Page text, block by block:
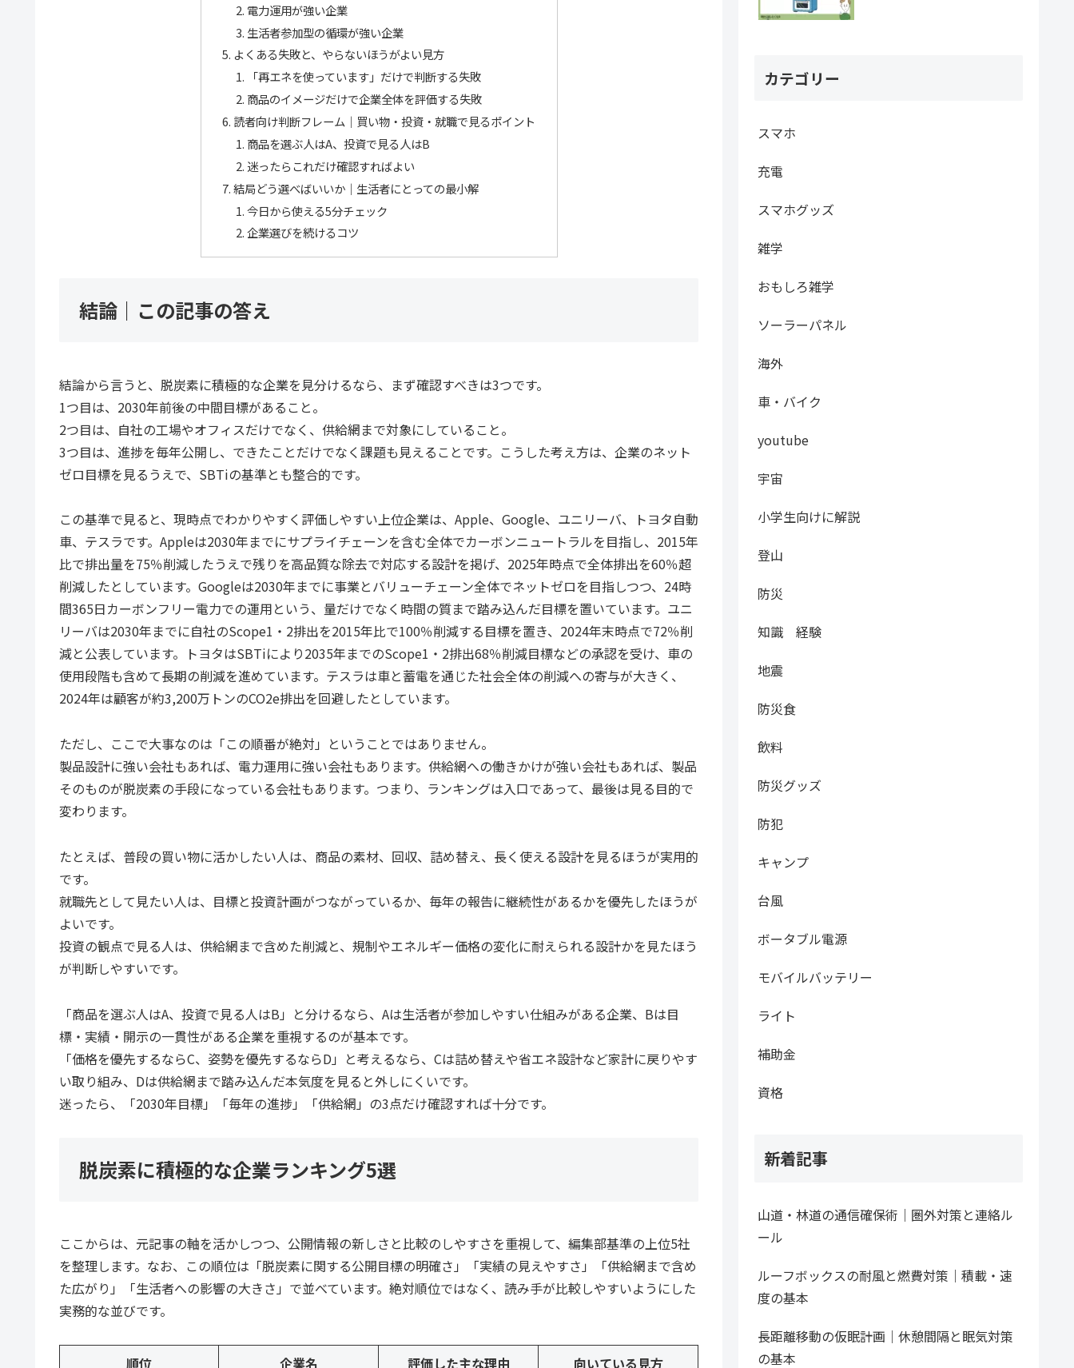
電力運用が強い企業
生活者参加型の循環が強い企業
よくある失敗と、やらないほうがよい見方
「再エネを使っています」だけで判断する失敗
商品のイメージだけで企業全体を評価する失敗
読者向け判断フレーム｜買い物・投資・就職で見るポイント
商品を選ぶ人はA、投資で見る人はB
迷ったらこれだけ確認すればよい
結局どう選べばいいか｜生活者にとっての最小解
今日から使える5分チェック
企業選びを続けるコツ
結論｜この記事の答え
結論から言うと、脱炭素に積極的な企業を見分けるなら、まず確認すべきは3つです。
1つ目は、2030年前後の中間目標があること。
2つ目は、自社の工場やオフィスだけでなく、供給網まで対象にしていること。
3つ目は、進捗を毎年公開し、できたことだけでなく課題も見えることです。こうした考え方は、企業のネット
ゼロ目標を見るうえで、SBTiの基準とも整合的です。
この基準で見ると、現時点でわかりやすく評価しやすい上位企業は、Apple、Google、ユニリーバ、トヨタ自動
車、テスラです。Appleは2030年までにサプライチェーンを含む全体でカーボンニュートラルを目指し、2015年
比で排出量を75％削減したうえで残りを高品質な除去で対応する設計を掲げ、2025年時点で全体排出を60％超
削減したとしています。Googleは2030年までに事業とバリューチェーン全体でネットゼロを目指しつつ、24時
間365日カーボンフリー電力での運用という、量だけでなく時間の質まで踏み込んだ目標を置いています。ユニ
リーバは2030年までに自社のScope1・2排出を2015年比で100％削減する目標を置き、2024年末時点で72％削
減と公表しています。トヨタはSBTiにより2035年までのScope1・2排出68％削減目標などの承認を受け、車の
使用段階も含めて長期の削減を進めています。テスラは車と蓄電を通じた社会全体の削減への寄与が大きく、
2024年は顧客が約3,200万トンのCO2e排出を回避したとしています。
ただし、ここで大事なのは「この順番が絶対」ということではありません。
製品設計に強い会社もあれば、電力運用に強い会社もあります。供給網への働きかけが強い会社もあれば、製品
そのものが脱炭素の手段になっている会社もあります。つまり、ランキングは入口であって、最後は見る目的で
変わります。
たとえば、普段の買い物に活かしたい人は、商品の素材、回収、詰め替え、長く使える設計を見るほうが実用的
です。
就職先として見たい人は、目標と投資計画がつながっているか、毎年の報告に継続性があるかを優先したほうが
よいです。
投資の観点で見る人は、供給網まで含めた削減と、規制やエネルギー価格の変化に耐えられる設計かを見たほう
が判断しやすいです。
「商品を選ぶ人はA、投資で見る人はB」と分けるなら、Aは生活者が参加しやすい仕組みがある企業、Bは目
標・実績・開示の一貫性がある企業を重視するのが基本です。
「価格を優先するならC、姿勢を優先するならD」と考えるなら、Cは詰め替えや省エネ設計など家計に戻りやす
い取り組み、Dは供給網まで踏み込んだ本気度を見ると外しにくいです。
迷ったら、「2030年目標」「毎年の進捗」「供給網」の3点だけ確認すれば十分です。
脱炭素に積極的な企業ランキング5選
ここからは、元記事の軸を活かしつつ、公開情報の新しさと比較のしやすさを重視して、編集部基準の上位5社
を整理します。なお、この順位は「脱炭素に関する公開目標の明確さ」「実績の見えやすさ」「供給網まで含め
た広がり」「生活者への影響の大きさ」で並べています。絶対順位ではなく、読み手が比較しやすいようにした
実務的な並びです。
順位 企業名 評価した主な理由 向いている見方
カテゴリー
スマホ
充電
スマホグッズ
雑学
おもしろ雑学
ソーラーパネル
海外
車・バイク
youtube
宇宙
小学生向けに解説
登山
防災
知識 経験
地震
防災食
飲料
防災グッズ
防犯
キャンプ
台風
ボータブル電源
モバイルバッテリー
ライト
補助金
資格
新着記事
山道・林道の通信確保術｜圏外対策と連絡ル
ール
ルーフボックスの耐風と燃費対策｜積載・速
度の基本
長距離移動の仮眠計画｜休憩間隔と眠気対策
の基本